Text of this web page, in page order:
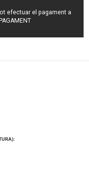
efectuar el pagament a